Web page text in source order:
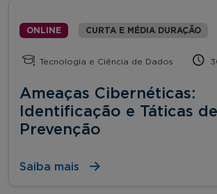
ONLINE CURTA E MÉDIA DURAÇÃO
Tecnologia e Ciência de Dados
Ameaças Cibernéticas:
Identificação e Táticas de
Prevenção
Saiba mais